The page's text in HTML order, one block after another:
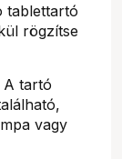
tablettartó
rögzítse
A tartó
vagy